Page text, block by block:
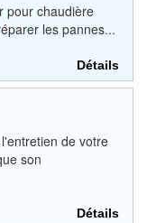
pour chaudière
les pannes...
Détails
de votre
son
Détails